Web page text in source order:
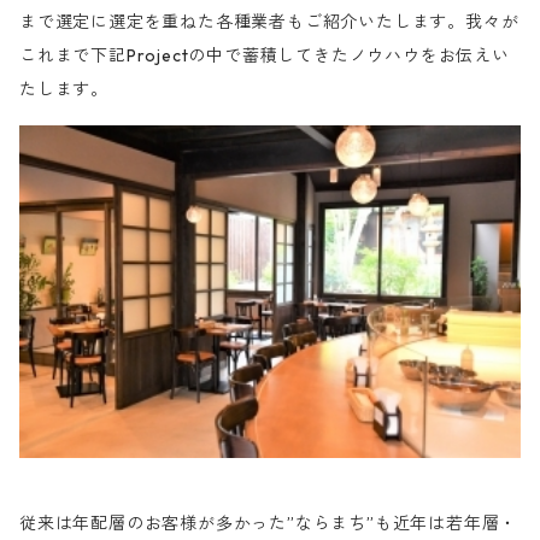
まで選定に選定を重ねた各種業者もご紹介いたします。我々が
これまで下記Projectの中で蓄積してきたノウハウをお伝えい
たします。
従来は年配層のお客様が多かった”ならまち”も近年は若年層・